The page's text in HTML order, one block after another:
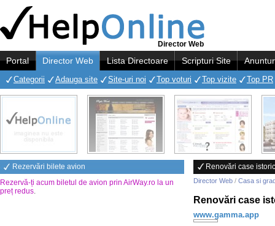
Director Web
Portal Director Web Lista Directoare Scripturi Site
Categorii Adauga site Site-uri noi Top voturi Top vizite Top PR
Rezervări bilete avion
Rezervă-ți acum biletul de avion prin AirWay.ro la un
preț redus.
Renovări case
Director Web / Casa si
Renovări case
www.gamma.app